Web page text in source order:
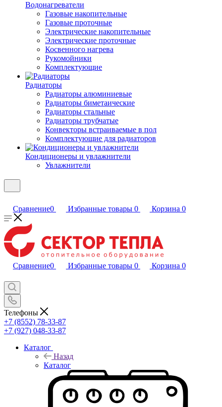
Водонагреватели
Газовые накопительные
Газовые проточные
Электрические накопительные
Электрические проточные
Косвенного нагрева
Рукомойники
Комплектующие
Радиаторы
Радиаторы алюминиевые
Радиаторы биметаические
Радиаторы стальные
Радиаторы трубчатые
Конвекторы встраиваемые в пол
Комплектующие для радиаторов
Кондиционеры и увлажнители
Увлажнители
Сравнение0 Избранные товары 0 Корзина 0
Сравнение0 Избранные товары 0 Корзина 0
Телефоны
+7 (8552) 78-33-87
+7 (927) 048-33-87
Каталог
Назад
Каталог